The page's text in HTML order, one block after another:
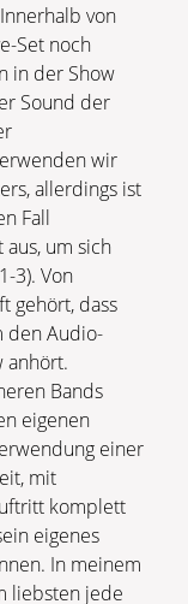
von
Set noch
in der Show
Sound der
wir
allerdings ist
Fall
um sich
3). Von
gehört, dass
den Audio-
anhört.
Bands
eigenen
einer
mit
komplett
eigenes
In meinem
liebsten jede